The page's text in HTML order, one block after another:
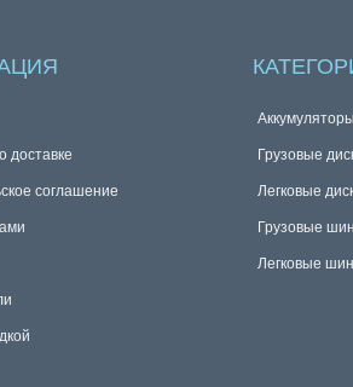
доставке
соглашение
Аккумуляторы
Грузовые
Легковые
Грузовые
Легковые